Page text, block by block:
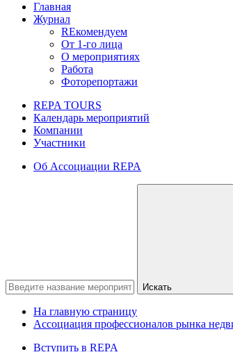
Главная
Журнал
REкомендуем
От 1-го лица
О мероприятиях
Работа
Фоторепортажи
REPA TOURS
Календарь мероприятий
Компании
Участники
Об Ассоциации REPA
Искать
На главную страницу
Ассоциация профессионалов рынка
Вступить в REPA